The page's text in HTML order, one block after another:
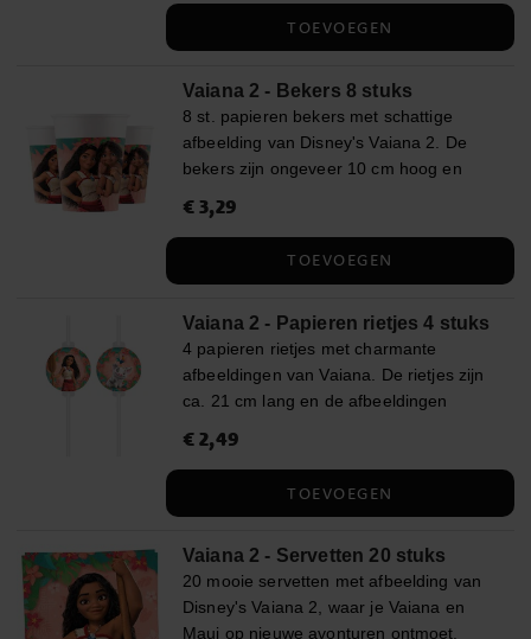
✔️ 8 Vaiana borden, 23 cm ✔️ 8 Vaiana
papieren bekers, 200 ml ✔️ 20 Vaiana
servetten, 33 x 33 cm ✔️ 1 donkergroen
plastic tafelkleed, 137 x 274 cm ✔️ 10
turquoise ballonnen ✔️ 10 perzikkleurige
ballonnen In het pakket voor 16 gasten:
plastic tafelkleed, 137 x 274 cm ✔️ 10
turquoise ballonnen ✔️ 10 perzikkleurige
ballonnen
TOEVOEGEN
Vaiana 2 - Bekers 8 stuks
8 st. papieren bekers met schattige
afbeelding van Disney's Vaiana 2. De
bekers zijn ongeveer 10 cm hoog en
Prijs:€ 3,29
€ 3,29
TOEVOEGEN
Vaiana 2 - Papieren rietjes 4 stuks
4 papieren rietjes met charmante
afbeeldingen van Vaiana. De rietjes zijn
ca. 21 cm lang en de afbeeldingen
Prijs:€ 2,49
€ 2,49
TOEVOEGEN
Vaiana 2 - Servetten 20 stuks
20 mooie servetten met afbeelding van
Disney's Vaiana 2, waar je Vaiana en
Maui op nieuwe avonturen ontmoet.